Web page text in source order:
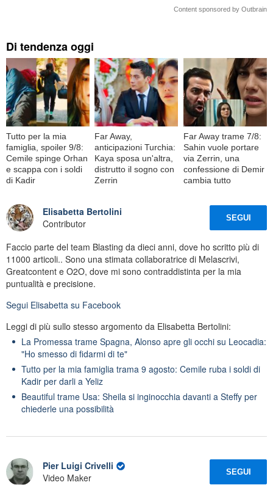
Content sponsored by Outbrain
Di tendenza oggi
Tutto per la mia
famiglia, spoiler 9/8:
Cemile spinge Orhan
e scappa con i soldi
di Kadir
Far Away,
anticipazioni Turchia:
Kaya sposa un'altra,
distrutto il sogno con
Zerrin
Far Away trame 7/8:
Sahin vuole portare
via Zerrin, una
confessione di Demir
cambia tutto
Elisabetta Bertolini
Contributor
SEGUI
Faccio parte del team Blasting da dieci anni, dove ho scritto più di
11000 articoli.. Sono una stimata collaboratrice di Melascrivi,
Greatcontent e O2O, dove mi sono contraddistinta per la mia
puntualità e precisione.
Segui Elisabetta su Facebook
Leggi di più sullo stesso argomento da Elisabetta Bertolini:
La Promessa trame Spagna, Alonso apre gli occhi su Leocadia:
"Ho smesso di fidarmi di te"
Tutto per la mia famiglia trama 9 agosto: Cemile ruba i soldi di
Kadir per darli a Yeliz
Beautiful trame Usa: Sheila si inginocchia davanti a Steffy per
chiederle una possibilità
Pier Luigi Crivelli
Video Maker
SEGUI